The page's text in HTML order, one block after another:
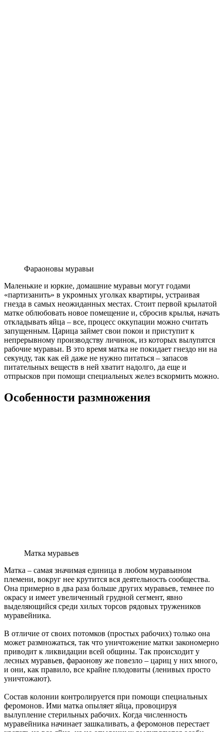
Фараоновы муравьи
Маленькие и юркие, домашние муравьи могут годами
«партизанить» в укромных уголках квартиры, устраивая
гнезда в самых неожиданных местах. Стоит первой крылатой
матке облюбовать новое помещение и, сбросив крылья, начать
откладывать яйца – все, процесс оккупации можно считать
запущенным. Царица займет свои покои и приступит к
непрерывному производству личинок, из которых вылупятся
рабочие муравьи. В это время матка не покидает гнездо ни на
секунду, так как ей даже не нужно питаться – запасов
питательных веществ в ней хватит надолго, да еще и
отпрысков при помощи специальных желез вскормить можно.
Особенности размножения
Матка муравьев
Матка – самая значимая единица в любом муравьином
племени, вокруг нее крутится вся деятельность сообщества.
Она примерно в два раза больше других муравьев, темнее по
окрасу и имеет увеличенный грудной сегмент, явно
выделяющийся среди хилых торсов рядовых тружеников
муравейника.
В отличие от своих потомков (простых рабочих) только она
может размножаться, так что уничтожение матки закономерно
приводит к ликвидации всей общины. Так происходит у
лесных муравьев, фараонову же повезло – цариц у них много,
и они, как правило, все крайне плодовиты (ленивых просто
уничтожают).
Состав колонии контролируется при помощи специальных
феромонов. Ими матка опыляет яйца, провоцируя
вылупление стерильных рабочих. Когда численность
муравейника начинает зашкаливать, а феромонов перестает